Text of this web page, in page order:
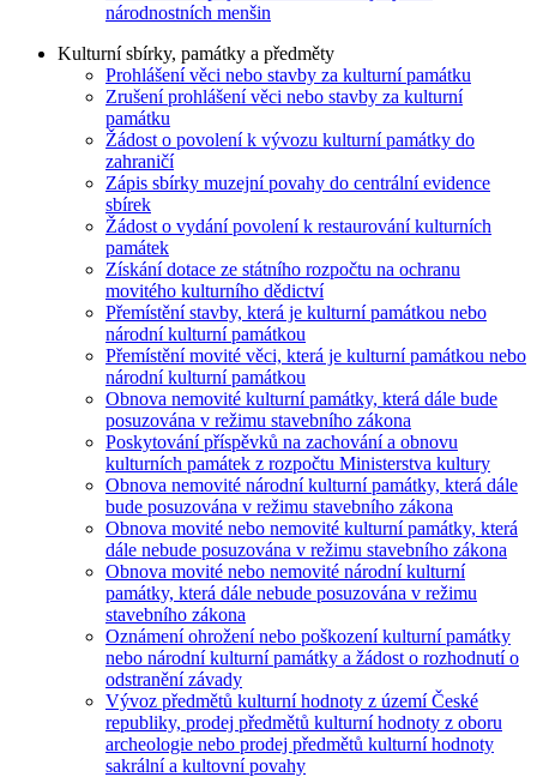
národnostních menšin
Kulturní sbírky, památky a předměty
Prohlášení věci nebo stavby za kulturní památku
Zrušení prohlášení věci nebo stavby za kulturní
památku
Žádost o povolení k vývozu kulturní památky do
zahraničí
Zápis sbírky muzejní povahy do centrální evidence
sbírek
Žádost o vydání povolení k restaurování kulturních
památek
Získání dotace ze státního rozpočtu na ochranu
movitého kulturního dědictví
Přemístění stavby, která je kulturní památkou nebo
národní kulturní památkou
Přemístění movité věci, která je kulturní památkou nebo
národní kulturní památkou
Obnova nemovité kulturní památky, která dále bude
posuzována v režimu stavebního zákona
Poskytování příspěvků na zachování a obnovu
kulturních památek z rozpočtu Ministerstva kultury
Obnova nemovité národní kulturní památky, která dále
bude posuzována v režimu stavebního zákona
Obnova movité nebo nemovité kulturní památky, která
dále nebude posuzována v režimu stavebního zákona
Obnova movité nebo nemovité národní kulturní
památky, která dále nebude posuzována v režimu
stavebního zákona
Oznámení ohrožení nebo poškození kulturní památky
nebo národní kulturní památky a žádost o rozhodnutí o
odstranění závady
Vývoz předmětů kulturní hodnoty z území České
republiky, prodej předmětů kulturní hodnoty z oboru
archeologie nebo prodej předmětů kulturní hodnoty
sakrální a kultovní povahy